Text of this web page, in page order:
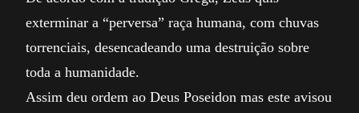
exterminar a “perversa” raça humana, com chuvas
torrenciais, desencadeando uma destruição sobre
toda a humanidade.
Assim deu ordem ao Deus Poseidon mas este avisou